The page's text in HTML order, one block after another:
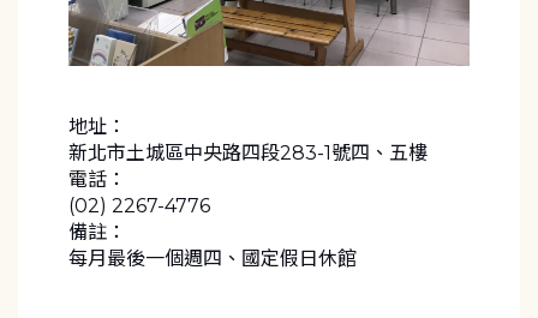
地址：
新北市土城區中央路四段283-1號四、五樓
電話：
(02) 2267-4776
備註：
每月最後一個週四、國定假日休館